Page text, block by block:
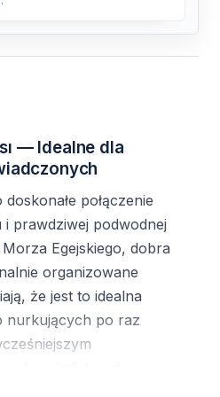
— Idealne dla
połączenie
prawdziwej podwodnej
Egejskiego, dobra
organizowane
że jest to idealna
nurkujących po raz
dostępne, a